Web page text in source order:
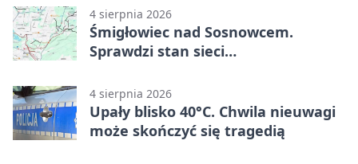
4 sierpnia 2026
Śmigłowiec nad Sosnowcem.
Sprawdzi stan sieci
4 sierpnia 2026
Upały blisko 40°C. Chwila nieuwagi
może skończyć się tragedią